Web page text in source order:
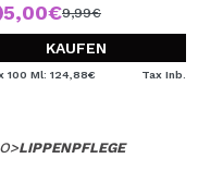
5,00€9,99€
KAUFEN
100 Ml: 124,88€ Tax Inb.
>LIPPENPFLEGE